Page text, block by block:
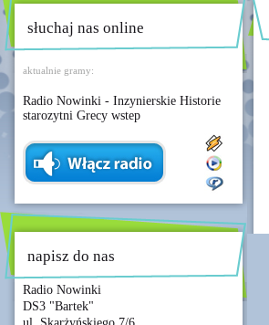
słuchaj nas online
aktualnie gramy:
Radio Nowinki - Inzynierskie Historie
starozytni Grecy wstep
napisz do nas
Radio Nowinki
DS3 "Bartek"